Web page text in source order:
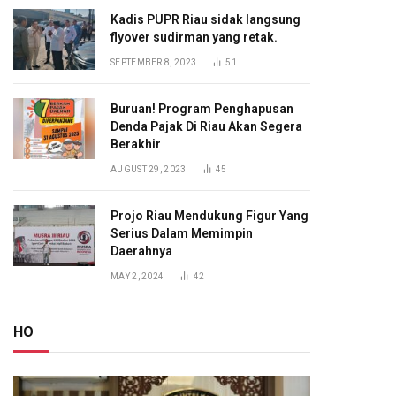
Kadis PUPR Riau sidak langsung
flyover sudirman yang retak.
SEPTEMBER 8, 2023 51
Buruan! Program Penghapusan
Denda Pajak Di Riau Akan Segera
Berakhir
AUGUST 29, 2023 45
Projo Riau Mendukung Figur Yang
Serius Dalam Memimpin
Daerahnya
MAY 2, 2024 42
HO